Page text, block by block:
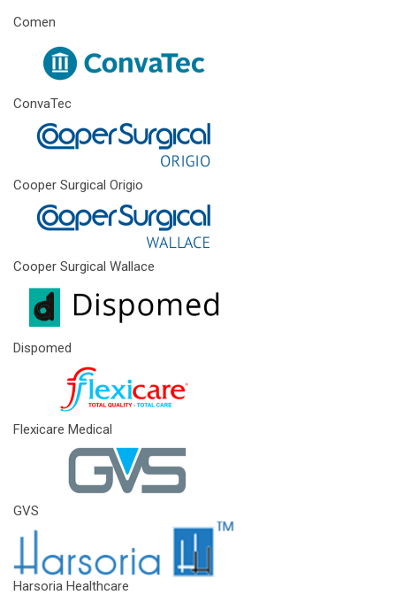
Comen
ConvaTec
Cooper Surgical Origio
Cooper Surgical Wallace
Dispomed
Flexicare Medical
GVS
Harsoria Healthcare